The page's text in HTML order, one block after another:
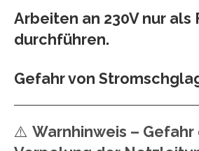
Arbeiten an 230V nur als
durchführen.
Gefahr von
⚠️ Warnhinweis – Gefahr